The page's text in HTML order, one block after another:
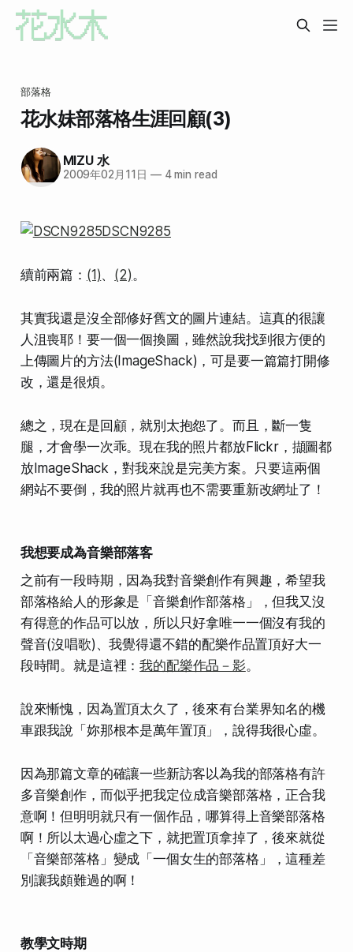
部落格
花水妹部落格生涯回顧(3)
MIZU 水
2009年02月11日 —4 min read
續前兩篇： (1)、 (2) 。
其實我還是沒全部修好舊文的圖片連結。這真的很讓
人沮喪耶！要一個一個換圖，雖然說我找到很方便的
上傳圖片的方法(ImageShack)，可是要一篇篇打開修
改，還是很煩。
總之，現在是回顧，就別太抱怨了。而且，斷一隻
腿，才會學一次乖。現在我的照片都放Flickr，擷圖都
放ImageShack，對我來說是完美方案。只要這兩個
網站不要倒，我的照片就再也不需要重新改網址了！
我想要成為音樂部落客
之前有一段時期，因為我對音樂創作有興趣，希望我
部落格給人的形象是「音樂創作部落格」，但我又沒
有得意的作品可以放，所以只好拿唯一一個沒有我的
聲音(沒唱歌)、我覺得還不錯的配樂作品置頂好大一
段時間。就是這裡：我的配樂作品－影。
說來慚愧，因為置頂太久了，後來有台業界知名的機
車跟我說「妳那根本是萬年置頂」，說得我很心虛。
因為那篇文章的確讓一些新訪客以為我的部落格有許
多音樂創作，而似乎把我定位成音樂部落格，正合我
意啊！但明明就只有一個作品，哪算得上音樂部落格
啊！所以太過心虛之下，就把置頂拿掉了，後來就從
「音樂部落格」變成 「一個女生的部落格」
，這種差
別讓我頗難過的啊！
教學文時期